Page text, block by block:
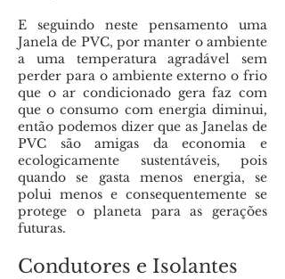
E seguindo neste pensamento uma
Janela de PVC, por manter o ambiente
a uma temperatura agradável sem
perder para o ambiente externo o frio
que o ar condicionado gera faz com
que o consumo com energia diminui,
então podemos dizer que as Janelas de
PVC são amigas da economia e
ecologicamente sustentáveis, pois
quando se gasta menos energia, se
polui menos e consequentemente se
protege o planeta para as gerações
futuras.
Condutores e Isolantes